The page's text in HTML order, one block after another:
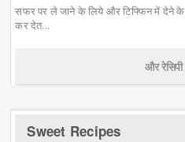
सफर पर ले जाने के लिये और टिफ्फिन में देने
कर देत...
और
Sweet Recipes